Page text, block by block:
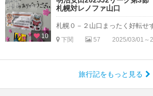
10
札幌対レノファ山口
札幌０－２山口まったく好転せ
下関 57
2025/03/01～
旅行記をもっと見る